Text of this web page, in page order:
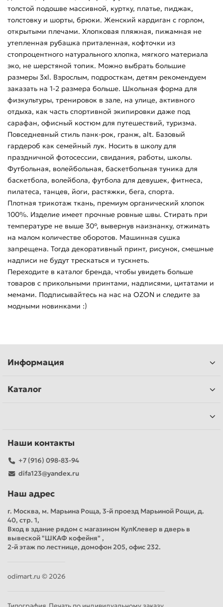
толстой подошве массивной, куртку, платье, пиджак,
толстовку и шорты, брюки. Женский кардиган с горлом,
открытыми плечами. Хлопковая пляжная, пижамная не
утепленная рубашка приталенная, кофточки из
стопроцентного натурального хлопка, мягкого материала
эко, не шерстяной топик. Можно выбрать большие
размеры 3xl. Взрослым, подросткам, детям рекомендуем
заказать на 1-2 размера больше. Школьная форма для
физкультуры, тренировок в зале, на улице, активного
отдыха, как часть спортивной экипировки даже под
сарафан, офисный костюм для путешествий, туризма.
Повседневный стиль панк-рок, гранж, alt. Базовый
гардероб как семейный лук. Носить в школу для
праздничной фотосессии, свидания, работы, школы.
Футбольная, волейбольная, баскетбольная туника для
баскетбола, волейбола, футбола для девушек, фитнеса,
пилатеса, танцев, йоги, растяжки, бега, спорта.
Плотная трикотаж ткань, премиум органический хлопок
100%. Изделие имеет прочные ровные швы. Стирать при
температуре не выше 30°, вывернув наизнанку, отжимать
на малом количестве оборотов. Машинная сушка
запрещена. Тогда декоративный принт, рисунок, смешные
надписи не будут трескаться и тускнеть.
Переходите в каталог бренда, чтобы увидеть больше
товаров с прикольными принтами, надписями, цитатами и
мемами. Подписывайтесь на нас на OZON и следите за
модными новинками :)
Информация
Каталог
Наши контакты
+7 (916) 098-83-94
difa123@yandex.ru
Наш адрес
г. Москва, м. Марьина Роща, 3-й проезд Марьиной Рощи, д.
40, стр. 1,
Вход в здание рядом с магазином КулКлевер в дверь в
вывеской "ШКАФ кофейня" ,
2-й этаж по лестнице, домофон 205, офис 232.
odimart.ru © 2026